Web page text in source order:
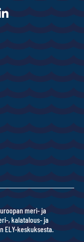
meri- ja
, kalatalous- ja
ELY-keskuksesta.